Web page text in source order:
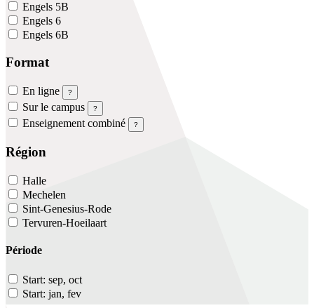
Engels 5B
Engels 6
Engels 6B
Format
En ligne ?
Sur le campus ?
Enseignement combiné ?
Région
Halle
Mechelen
Sint-Genesius-Rode
Tervuren-Hoeilaart
Période
Start: sep, oct
Start: jan, fev